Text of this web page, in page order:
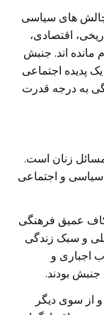
های سیاسی
اقتصادی،
مانده اند. جنبش
پدیده اجتماعی
به درجه قدرت
زنان است.
سیاسی و اجتماعی
عمیق فرهنگی
و سبک زندگی
اجباری و
بودند.
از سوی دیگر